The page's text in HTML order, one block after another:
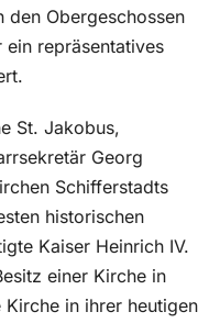
den Obergeschossen
repräsentatives
St. Jakobus,
Georg
Schifferstadts
historischen
Kaiser Heinrich IV.
einer Kirche in
in ihrer heutigen